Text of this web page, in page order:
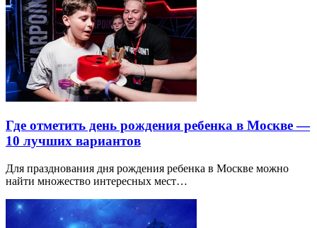
Где отметить день рождения ребенка в Москве —
10 лучших вариантов
Для празднования дня рождения ребенка в Москве можно
найти множество интересных мест…